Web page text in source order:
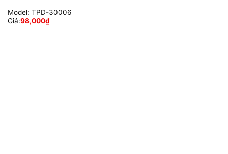
Model: TPD-30006
Giá:98,000₫